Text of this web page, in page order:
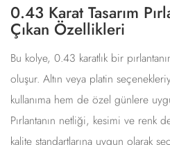
0.43 Karat Tasarım
Çıkan Özellikleri
Bu kolye, 0.43 karatlık bir
oluşur. Altın veya platin
kullanıma hem de özel günlere
Pırlantanın netliği, kesimi ve renk
kalite standartlarına uygun olarak